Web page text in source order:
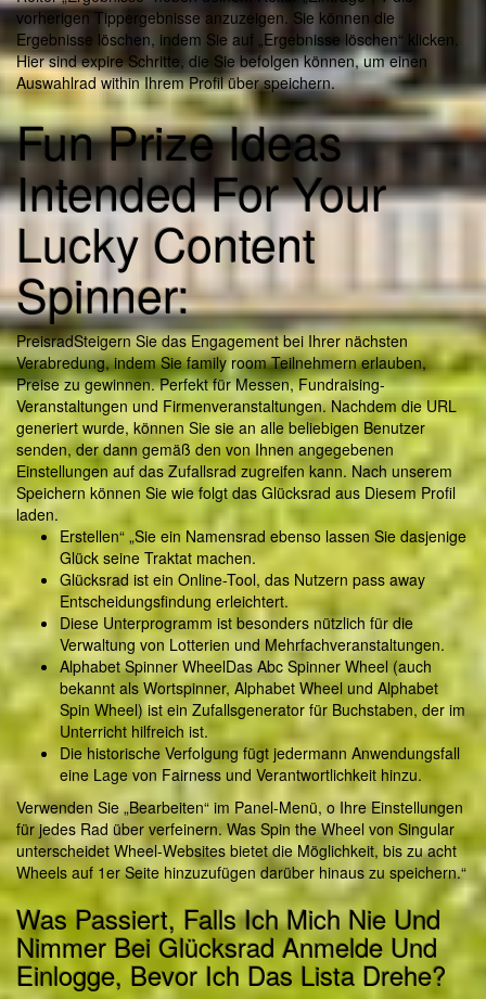
vorherigen Tippergebnisse anzuzeigen. Sie können die
Ergebnisse löschen, indem Sie auf „Ergebnisse löschen“ klicken.
Hier sind expire Schritte, die Sie befolgen können, um einen
Auswahlrad within Ihrem Profil über speichern.
Fun Prize Ideas
Intended For Your
Lucky Content
Spinner:
PreisradSteigern Sie das Engagement bei Ihrer nächsten
Verabredung, indem Sie family room Teilnehmern erlauben,
Preise zu gewinnen. Perfekt für Messen, Fundraising-
Veranstaltungen und Firmenveranstaltungen. Nachdem die URL
generiert wurde, können Sie sie an alle beliebigen Benutzer
senden, der dann gemäß den von Ihnen angegebenen
Einstellungen auf das Zufallsrad zugreifen kann. Nach unserem
Speichern können Sie wie folgt das Glücksrad aus Diesem Profil
laden.
Erstellen“ „Sie ein Namensrad ebenso lassen Sie dasjenige
Glück seine Traktat machen.
Glücksrad ist ein Online-Tool, das Nutzern pass away
Entscheidungsfindung erleichtert.
Diese Unterprogramm ist besonders nützlich für die
Verwaltung von Lotterien und Mehrfachveranstaltungen.
Alphabet Spinner WheelDas Abc Spinner Wheel (auch
bekannt als Wortspinner, Alphabet Wheel und Alphabet
Spin Wheel) ist ein Zufallsgenerator für Buchstaben, der im
Unterricht hilfreich ist.
Die historische Verfolgung fügt jedermann Anwendungsfall
eine Lage von Fairness und Verantwortlichkeit hinzu.
Verwenden Sie „Bearbeiten“ im Panel-Menü, o Ihre Einstellungen
für jedes Rad über verfeinern. Was Spin the Wheel von Singular
unterscheidet Wheel-Websites bietet die Möglichkeit, bis zu acht
Wheels auf 1er Seite hinzuzufügen darüber hinaus zu speichern.“
Was Passiert, Falls Ich Mich Nie Und
Nimmer Bei Glücksrad Anmelde Und
Einlogge, Bevor Ich Das Lista Drehe?